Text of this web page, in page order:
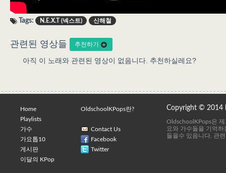
Tags: N.E.X.T (넥스트) 신해철
관련된 영상들 추천하기
아직 이 노래와 관련된 영상이 없음니다. 추천하실레요?
Home
Playlists
가수
가요톱10
게시판
이달의 KPop
OldschoolKPops란?
Contact Us
Facebook
Twitter
Copyright © 2014
OldschoolKPops은
요와 가수들을 기억
들을수 있음니다. 관